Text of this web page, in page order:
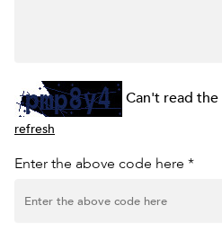
Can't read
refresh
Enter the above code here *